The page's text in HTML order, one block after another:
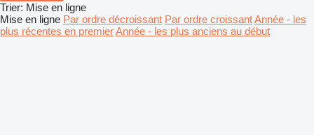
Trier: Mise en ligne
Mise en ligne Par ordre décroissant Par ordre croissantAnnée - les
plus récentes en premierAnnée - les plus anciens au début